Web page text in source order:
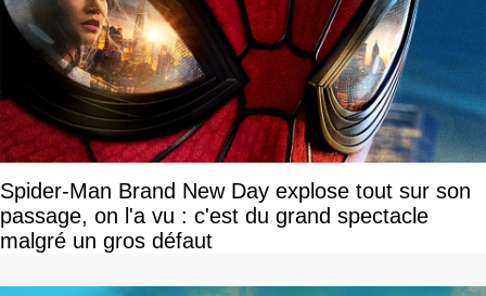
Spider-Man Brand New Day explose tout sur son
passage, on l'a vu : c'est du grand spectacle
malgré un gros défaut